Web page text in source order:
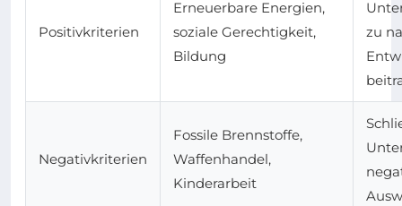
Positivkriterien
Erneuerbare Energien,
soziale Gerechtigkeit,
Bildung
zu
Negativkriterien
Fossile Brennstoffe,
Waffenhandel,
Kinderarbeit